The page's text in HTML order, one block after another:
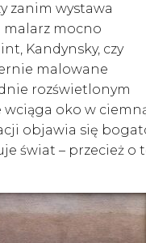
zanim wystawa
malarz mocno
Kandynsky, czy
malowane
rozświetlonym
oko w
objawia się
świat – przecież o